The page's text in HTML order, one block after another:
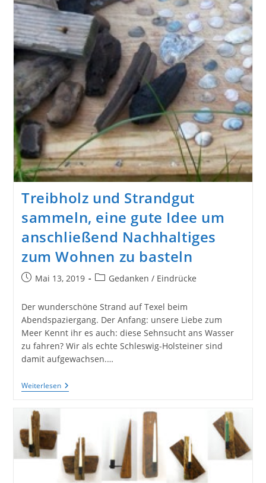
Treibholz und Strandgut
sammeln, eine gute Idee um
anschließend Nachhaltiges
zum Wohnen zu basteln
BeitragMai 13, 2019
Beitrags-
Gedanken / Eindrücke
Der wunderschöne Strand auf Texel beim
Abendspaziergang. Der Anfang: unsere Liebe zum
Meer Kennt ihr es auch: diese Sehnsucht ans Wasser
zu fahren? Wir als echte Schleswig-Holsteiner sind
damit aufgewachsen.…
WeiterlesenTreibholz
Und
Idee
Um
Anschließend
Nachhaltiges
Zum